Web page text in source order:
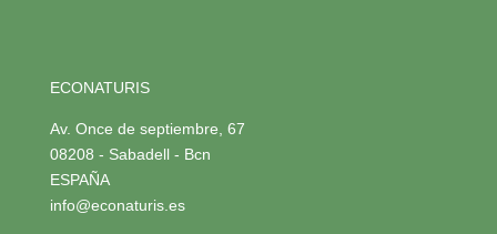
ECONATURIS
Av. Once de septiembre, 67
08208 - Sabadell - Bcn
ESPAÑA
info@econaturis.es